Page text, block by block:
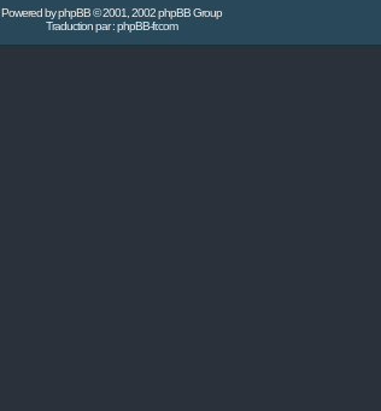
Powered byphpBB© 2001, 2002 phpBB Group
Traduction par :phpBB-fr.com